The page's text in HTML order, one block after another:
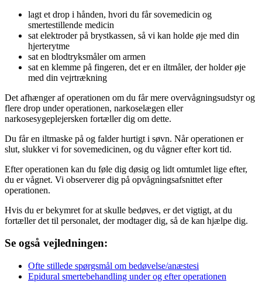
lagt et drop i hånden, hvori du får sovemedicin og
smertestillende medicin
sat elektroder på brystkassen, så vi kan holde øje med din
hjerterytme
sat en blodtryksmåler om armen
sat en klemme på fingeren, det er en iltmåler, der holder øje
med din vejrtrækning
Det afhænger af operationen om du får mere overvågningsudstyr og
flere drop under operationen, narkoselægen eller
narkosesygeplejersken fortæller dig om dette.
Du får en iltmaske på og falder hurtigt i søvn. Når operationen er
slut, slukker vi for sovemedicinen, og du vågner efter kort tid.
Efter operationen kan du føle dig døsig og lidt omtumlet lige efter,
du er vågnet. Vi observerer dig på opvågningsafsnittet efter
operationen.
Hvis du er bekymret for at skulle bedøves, er det vigtigt, at du
fortæller det til personalet, der modtager dig, så de kan hjælpe dig.
Se også vejledningen:
Ofte stillede spørgsmål om bedøvelse/anæstesi
Epidural smertebehandling under og efter operationen